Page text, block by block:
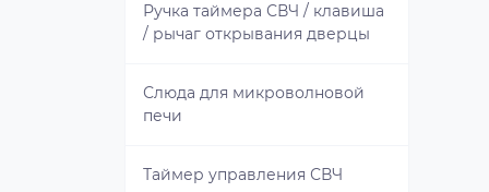
Хвостовик шнека
Ручка таймера СВЧ / клавиша
/ рычаг открывания дверцы
Слюда для микроволновой
печи
Таймер управления СВЧ